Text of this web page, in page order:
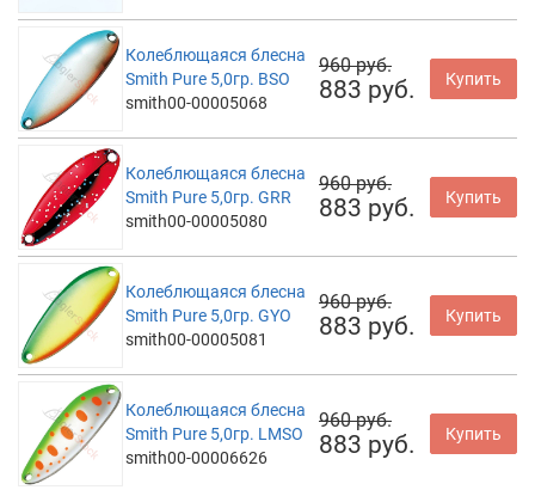
Колеблющаяся блесна
Smith Pure 5,0гр. BSO
smith00-00005068
960 руб.
883 руб. Купить
Колеблющаяся блесна
Smith Pure 5,0гр. GRR
smith00-00005080
960 руб.
883 руб. Купить
Колеблющаяся блесна
Smith Pure 5,0гр. GYO
smith00-00005081
960 руб.
883 руб. Купить
Колеблющаяся блесна
Smith Pure 5,0гр. LMSO
smith00-00006626
960 руб.
883 руб. Купить